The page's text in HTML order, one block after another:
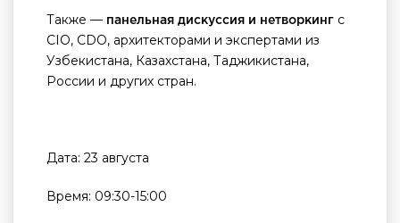
Также — панельная дискуссия и нетворкинг с
CIO, CDO, архитекторами и экспертами из
Узбекистана, Казахстана, Таджикистана,
России и других стран.
Дата: 23 августа
Время: 09:30-15:00